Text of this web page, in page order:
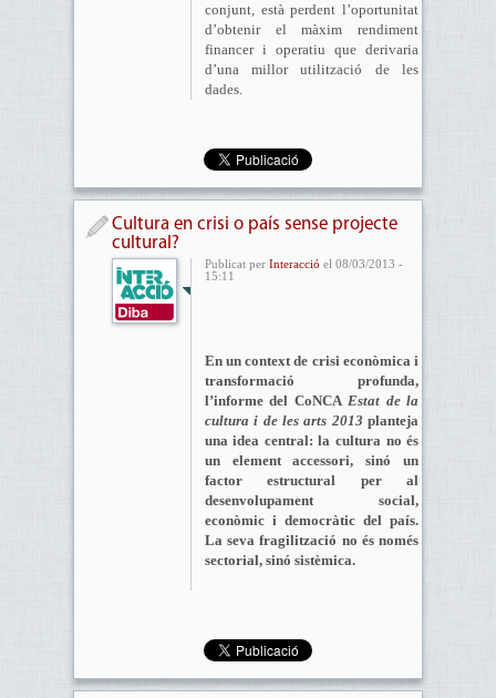
conjunt, està perdent l’oportunitat
d’obtenir el màxim rendiment
financer i operatiu que derivaria
d’una millor utilització de les
dades.
Cultura en crisi o país sense projecte
cultural?
Publicat per Interacció el 08/03/2013 -
15:11
En un context de crisi econòmica i
transformació profunda,
l’informe del CoNCAEstat de la
cultura i de les arts 2013planteja
una idea central: la cultura no és
un element accessori, sinó un
factor estructural per al
desenvolupament social,
econòmic i democràtic del país.
La seva fragilització no és només
sectorial, sinó sistèmica.